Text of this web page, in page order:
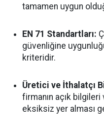
tamamen uygun
EN 71 Standartları:
güvenliğine
kriteridir.
Üretici ve İthalatçı
firmanın açık bilgileri
eksiksiz yer alması